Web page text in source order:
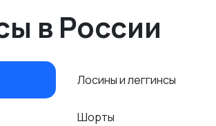
в России
Лосины и леггинсы
Шорты